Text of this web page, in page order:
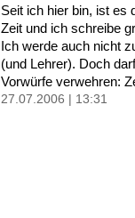
Seit ich hier bin, ist es
Zeit und ich schreibe
Ich werde auch nicht
(und Lehrer). Doch
Vorwürfe verwehren:
27.07.2006 | 13:31